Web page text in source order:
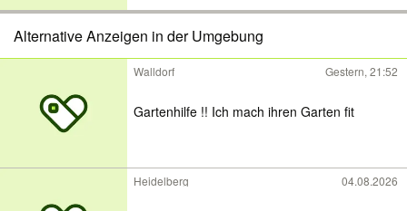
Alternative Anzeigen in der Umgebung
Walldorf Gestern, 21:52
Gartenhilfe !! Ich mach ihren Garten fit
Heidelberg 04.08.2026